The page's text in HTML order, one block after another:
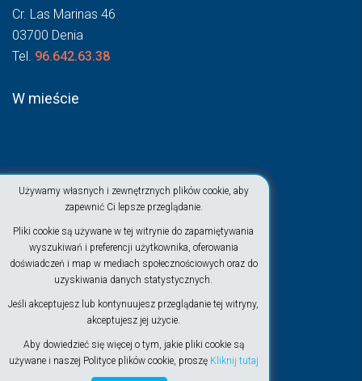
Używamy własnych i zewnętrznych plików cookie, aby
zapewnić Ci lepsze przeglądanie.
Pliki cookie są używane w tej witrynie do zapamiętywania
wyszukiwań i preferencji użytkownika, oferowania
doświadczeń i map w mediach społecznościowych oraz do
uzyskiwania danych statystycznych.
Jeśli akceptujesz lub kontynuujesz przeglądanie tej witryny,
akceptujesz jej użycie.
Aby dowiedzieć się więcej o tym, jakie pliki cookie są
używane i naszej Polityce plików cookie, proszę Kliknij tutaj
Cr. Las Marinas 46
03700 Denia
Tel. 96.642.63.38
W mieście